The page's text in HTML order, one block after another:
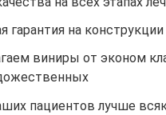
гарантия на
виниры от эконом
пациентов лучше